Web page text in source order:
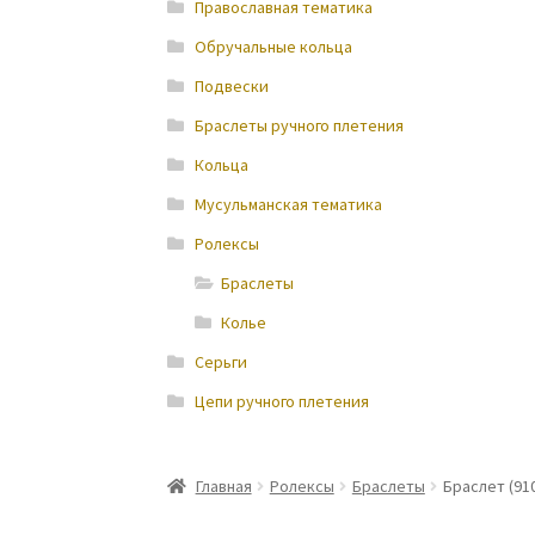
Православная тематика
Обручальные кольца
Подвески
Браслеты ручного плетения
Кольца
Мусульманская тематика
Ролексы
Браслеты
Колье
Серьги
Цепи ручного плетения
Главная Ролексы Браслеты Браслет